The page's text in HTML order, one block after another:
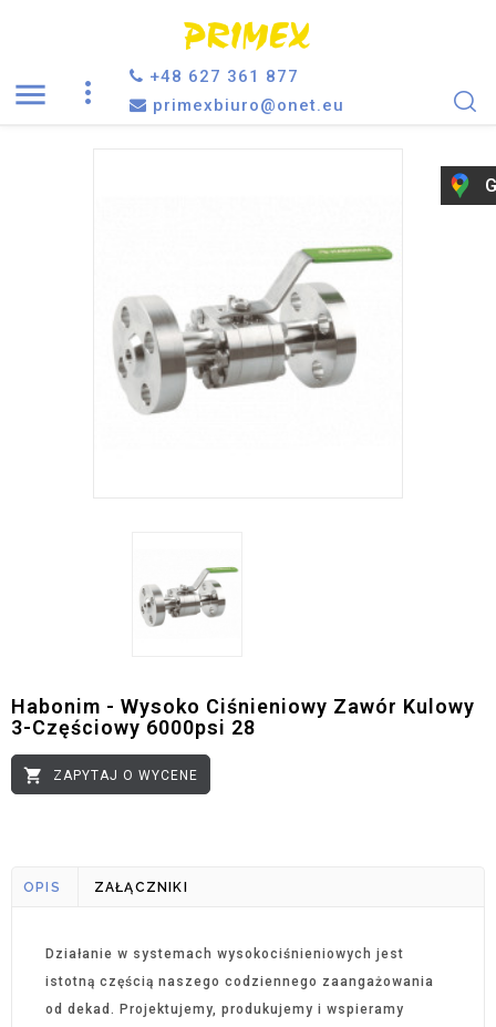

+48 627 361 877
primexbiuro@onet.eu
Habonim - Wysoko Ciśnieniowy Zawór Kulowy
3-Częściowy 6000psi 28
 ZAPYTAJ O WYCENE
OPIS ZAŁĄCZNIKI
Działanie w systemach wysokociśnieniowych jest
istotną częścią naszego codziennego zaangażowania
od dekad. Projektujemy, produkujemy i wspieramy